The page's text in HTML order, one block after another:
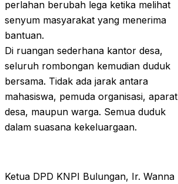
perlahan berubah lega ketika melihat
senyum masyarakat yang menerima
bantuan.
Di ruangan sederhana kantor desa,
seluruh rombongan kemudian duduk
bersama. Tidak ada jarak antara
mahasiswa, pemuda organisasi, aparat
desa, maupun warga. Semua duduk
dalam suasana kekeluargaan.
Ketua DPD KNPI Bulungan, Ir. Wanna